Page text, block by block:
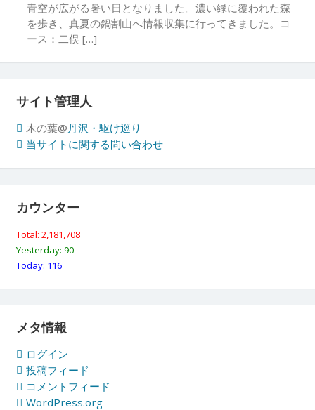
青空が広がる暑い日となりました。濃い緑に覆われた森
を歩き、真夏の鍋割山へ情報収集に行ってきました。コ
ース：二俣 […]
サイト管理人
木の葉@丹沢・駆け巡り
当サイトに関する問い合わせ
カウンター
Total: 2,181,708
Yesterday: 90
Today: 116
メタ情報
ログイン
投稿フィード
コメントフィード
WordPress.org